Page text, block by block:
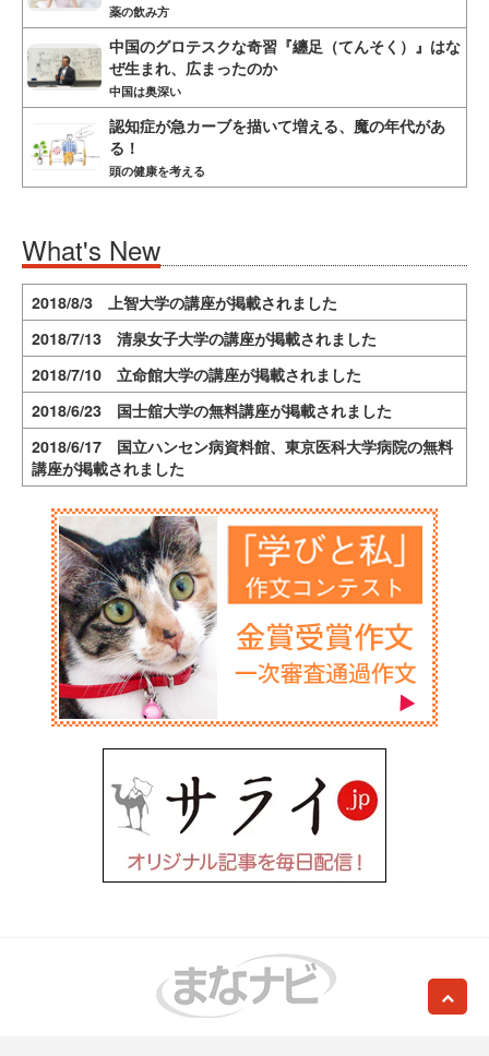
薬の飲み方
中国のグロテスクな奇習『纏足（てんそく）』はな
ぜ生まれ、広まったのか
中国は奥深い
認知症が急カーブを描いて増える、魔の年代があ
る！
頭の健康を考える
What's New
2018/8/3 上智大学の講座が掲載されました
2018/7/13 清泉女子大学の講座が掲載されました
2018/7/10 立命館大学の講座が掲載されました
2018/6/23 国士舘大学の無料講座が掲載されました
2018/6/17 国立ハンセン病資料館、東京医科大学病院の無料
講座が掲載されました